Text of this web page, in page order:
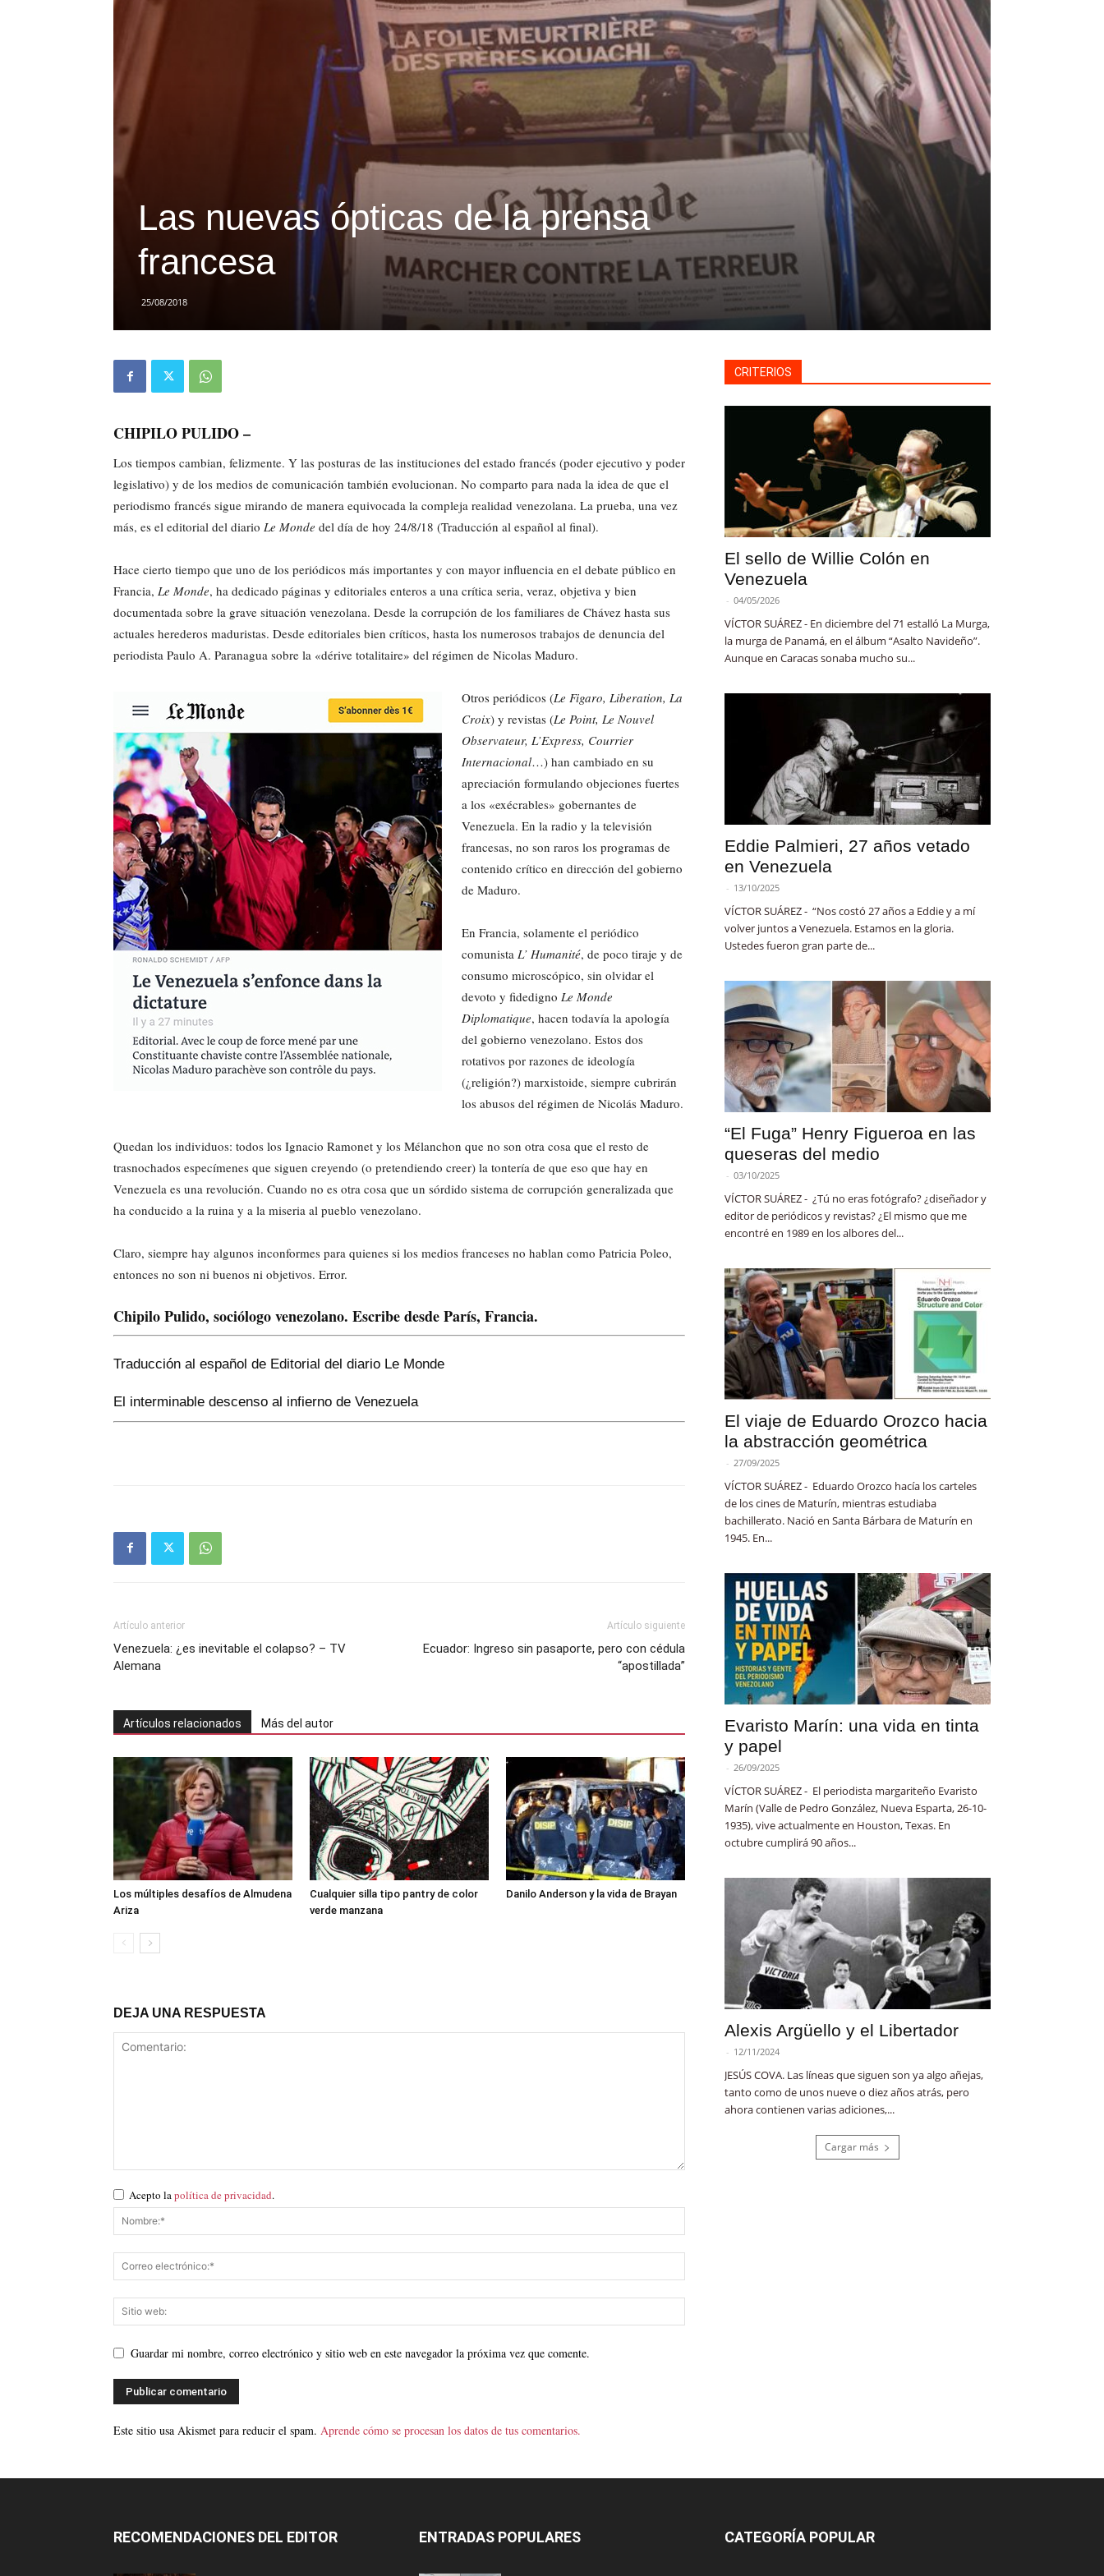
Las nuevas ópticas de la prensa
francesa
25/08/2018
CHIPILO PULIDO –
Los tiempos cambian, felizmente. Y las posturas de las instituciones del estado francés (poder ejecutivo y poder
legislativo) y de los medios de comunicación también evolucionan. No comparto para nada la idea de que el
periodismo francés sigue mirando de manera equivocada la compleja realidad venezolana. La prueba, una vez
más, es el editorial del diario Le Monde del día de hoy 24/8/18 (Traducción al español al final).
Hace cierto tiempo que uno de los periódicos más importantes y con mayor influencia en el debate público en
Francia, Le Monde, ha dedicado páginas y editoriales enteros a una crítica seria, veraz, objetiva y bien
documentada sobre la grave situación venezolana. Desde la corrupción de los familiares de Chávez hasta sus
actuales herederos maduristas. Desde editoriales bien críticos, hasta los numerosos trabajos de denuncia del
periodista Paulo A. Paranagua sobre la «dérive totalitaire» del régimen de Nicolas Maduro.
Otros periódicos (Le Figaro, Liberation, La
Croix) y revistas (Le Point, Le Nouvel
Observateur, L’Express, Courrier
Internacional…) han cambiado en su
apreciación formulando objeciones fuertes
a los «exécrables» gobernantes de
Venezuela. En la radio y la televisión
francesas, no son raros los programas de
contenido crítico en dirección del gobierno
de Maduro.
En Francia, solamente el periódico
comunista L’ Humanité, de poco tiraje y de
consumo microscópico, sin olvidar el
devoto y fidedigno Le Monde
Diplomatique, hacen todavía la apología
del gobierno venezolano. Estos dos
rotativos por razones de ideología
(¿religión?) marxistoide, siempre cubrirán
los abusos del régimen de Nicolás Maduro.
Quedan los individuos: todos los Ignacio Ramonet y los Mélanchon que no son otra cosa que el resto de
trasnochados especímenes que siguen creyendo (o pretendiendo creer) la tontería de que eso que hay en
Venezuela es una revolución. Cuando no es otra cosa que un sórdido sistema de corrupción generalizada que
ha conducido a la ruina y a la miseria al pueblo venezolano.
Claro, siempre hay algunos inconformes para quienes si los medios franceses no hablan como Patricia Poleo,
entonces no son ni buenos ni objetivos. Error.
Chipilo Pulido, sociólogo venezolano. Escribe desde París, Francia.
Traducción al español de Editorial del diario Le Monde
El interminable descenso al infierno de Venezuela
Artículo anterior
Venezuela: ¿es inevitable el colapso? – TV
Alemana
Artículo siguiente
Ecuador: Ingreso sin pasaporte, pero con cédula
“apostillada”
Artículos relacionados Más del autor
Los múltiples desafíos de Almudena
Ariza
Cualquier silla tipo pantry de color
verde manzana
Danilo Anderson y la vida de Brayan
DEJA UNA RESPUESTA
Acepto lapolítica de privacidad.
Guardar mi nombre, correo electrónico y sitio web en este navegador la próxima vez que comente.
Este sitio usa Akismet para reducir el spam. Aprende cómo se procesan los datos de tus comentarios.
CRITERIOS
El sello de Willie Colón en
Venezuela
- 04/05/2026
VÍCTOR SUÁREZ - En diciembre del 71 estalló La Murga,
la murga de Panamá, en el álbum “Asalto Navideño”.
Aunque en Caracas sonaba mucho su...
Eddie Palmieri, 27 años vetado
en Venezuela
- 13/10/2025
VÍCTOR SUÁREZ - “Nos costó 27 años a Eddie y a mí
volver juntos a Venezuela. Estamos en la gloria.
Ustedes fueron gran parte de...
“El Fuga” Henry Figueroa en las
queseras del medio
- 03/10/2025
VÍCTOR SUÁREZ - ¿Tú no eras fotógrafo? ¿diseñador y
editor de periódicos y revistas? ¿El mismo que me
encontré en 1989 en los albores del...
El viaje de Eduardo Orozco hacia
la abstracción geométrica
- 27/09/2025
VÍCTOR SUÁREZ - Eduardo Orozco hacía los carteles
de los cines de Maturín, mientras estudiaba
bachillerato. Nació en Santa Bárbara de Maturín en
1945. En...
Evaristo Marín: una vida en tinta
y papel
- 26/09/2025
VÍCTOR SUÁREZ - El periodista margariteño Evaristo
Marín (Valle de Pedro González, Nueva Esparta, 26-10-
1935), vive actualmente en Houston, Texas. En
octubre cumplirá 90 años...
Alexis Argüello y el Libertador
- 12/11/2024
JESÚS COVA. Las líneas que siguen son ya algo añejas,
tanto como de unos nueve o diez años atrás, pero
ahora contienen varias adiciones,...
Cargar más
RECOMENDACIONES DEL EDITOR ENTRADAS POPULARES CATEGORÍA POPULAR